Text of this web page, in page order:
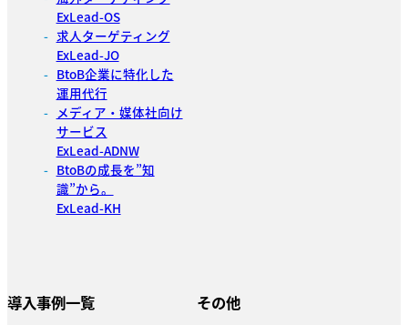
ExLead-OS
求人ターゲティング
ExLead-JO
BtoB企業に特化した
運用代行
メディア・媒体社向け
サービス
ExLead-ADNW
BtoBの成長を”知
識”から。
ExLead-KH
導入事例一覧 その他